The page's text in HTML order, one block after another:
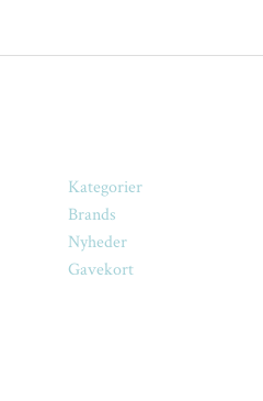
Kategorier
Brands
Nyheder
Gavekort